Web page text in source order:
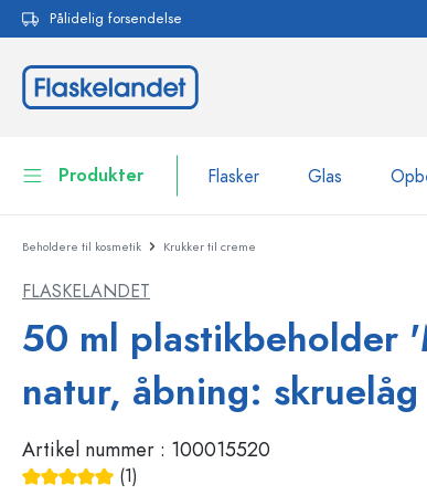
Gå til hovednavigation
Pålidelig forsendelse
Produkter Flasker Glas
Flasker
Opbevaringsbeholdere
Bordservice
Beholdere til kosmetik
Flasker efter
WECK-flasker
Flasker efter
Beholdere til kosmetik Krukker til creme
FLASKELANDET
50 ml plastikbeholder
natur, åbning: skruelåg
Artikel nummer : 100015520
(1)